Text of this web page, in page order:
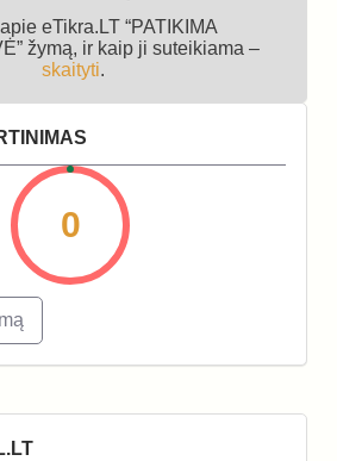
eTikra.LT “PATIKIMA
žymą, ir kaip ji suteikiama –
skaityti.
0